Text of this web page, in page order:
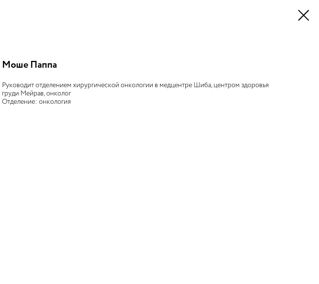
Моше Паппа
Руководит отделением хирургической онкологии в медцентре Шиба, центром здоровья
груди Мейрав, онколог
Отделение: онкология